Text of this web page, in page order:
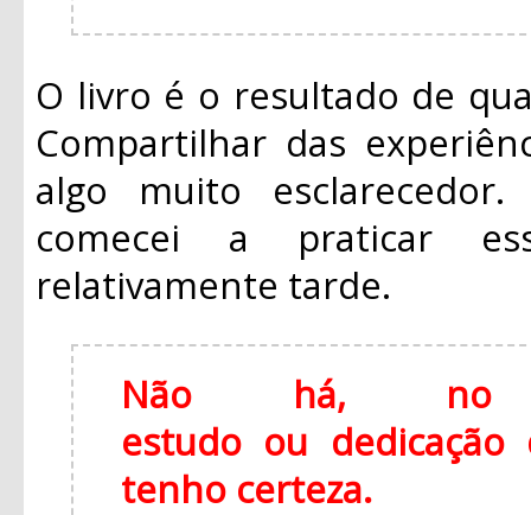
O livro é o resultado de
Compartilhar das
algo muito
comecei a praticar
relativamente tarde.
Não há, no
estudo ou
tenho certeza.